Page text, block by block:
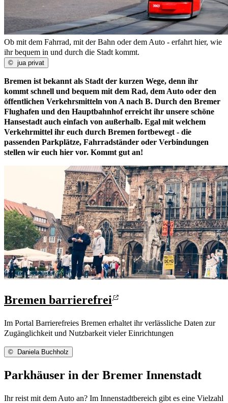
Ob mit dem Fahrrad, mit der Bahn oder dem Auto - erfahrt hier, wie
ihr bequem in und durch die Stadt kommt.
© jua privat
Bremen ist bekannt als Stadt der kurzen Wege, denn ihr
kommt schnell und bequem mit dem Rad, dem Auto oder den
öffentlichen Verkehrsmitteln von A nach B. Durch den Bremer
Flughafen und den Hauptbahnhof erreicht ihr unsere schöne
Hansestadt auch einfach von außerhalb. Egal mit welchem
Verkehrmittel ihr euch durch Bremen fortbewegt - die
passenden Parkplätze, Fahrradständer oder Verbindungen
stellen wir euch hier vor. Kommt gut an!
Bremen barrierefrei
Im Portal Barrierefreies Bremen erhaltet ihr verlässliche Daten zur
Zugänglichkeit und Nutzbarkeit vieler Einrichtungen
© Daniela Buchholz
Parkhäuser in der Bremer Innenstadt
Ihr reist mit dem Auto an? Im Innenstadtbereich gibt es eine Vielzahl